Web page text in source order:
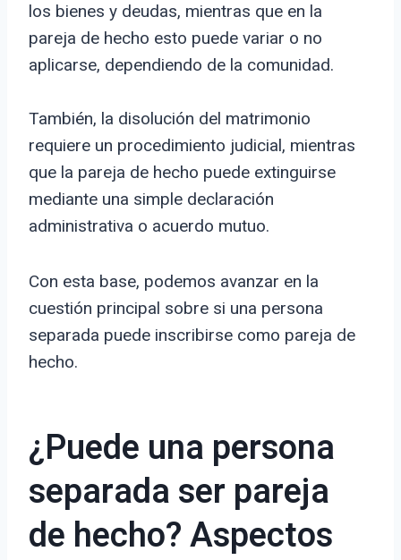
los bienes y deudas, mientras que en la
pareja de hecho esto puede variar o no
aplicarse, dependiendo de la comunidad.
También, la disolución del matrimonio
requiere un procedimiento judicial, mientras
que la pareja de hecho puede extinguirse
mediante una simple declaración
administrativa o acuerdo mutuo.
Con esta base, podemos avanzar en la
cuestión principal sobre si una persona
separada puede inscribirse como pareja de
hecho.
¿Puede una persona
separada ser pareja
de hecho? Aspectos